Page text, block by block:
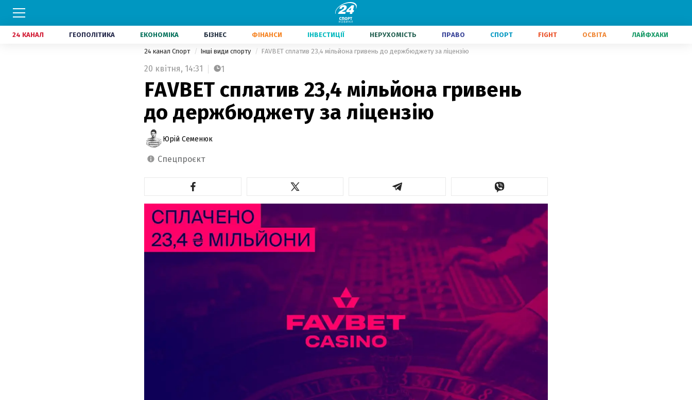
24 КАНАЛ ГЕОПОЛІТИКА ЕКОНОМІКА БІЗНЕС ФІНАНСИ ІНВЕСТИЦІЇ НЕРУХОМІСТЬ ПРАВО СПОРТ FIGHT ОСВІТА ЛАЙФХАКИ
24 канал Спорт Інші види спорту FAVBET сплатив 23,4 мільйона гривень до держбюджету за ліцензію
20 квітня, 14:31 1
FAVBET сплатив 23,4 мільйона гривень
до держбюджету за ліцензію
Юрій Семенюк
спецпроєкт